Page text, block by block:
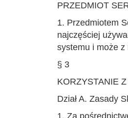
PRZEDMIOT
1. Przedmiotem
najczęściej
systemu i może
§ 3
KORZYSTANIE
Dział A. Zasady
1. Za